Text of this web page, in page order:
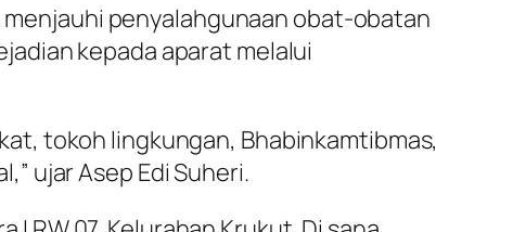
penyalahgunaan obat-obatan
kepada aparat melalui
tokoh lingkungan, Bhabinkamtibmas,
ujar Asep Edi Suheri.